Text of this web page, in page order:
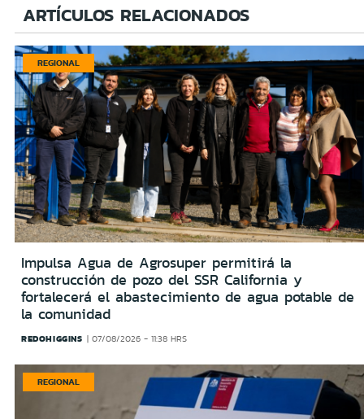
ARTÍCULOS RELACIONADOS
REGIONAL
Impulsa Agua de Agrosuper permitirá la
construcción de pozo del SSR California y
fortalecerá el abastecimiento de agua potable de
la comunidad
REDOHIGGINS 07/08/2026 - 11:38 HRS
REGIONAL